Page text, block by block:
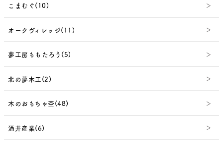
こまむぐ(10)
オークヴィレッジ(11)
夢工房ももたろう(5)
北の夢木工(2)
木のおもちゃ杢(48)
酒井産業(6)